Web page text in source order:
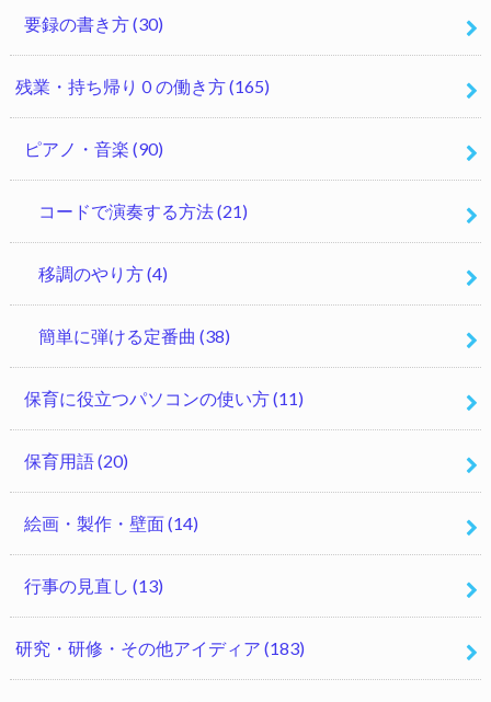
要録の書き方(30)
残業・持ち帰り０の働き方(165)
ピアノ・音楽 (90)
コードで演奏する方法(21)
移調のやり方(4)
簡単に弾ける定番曲 (38)
保育に役立つパソコンの使い方(11)
保育用語(20)
絵画・製作・壁面(14)
行事の見直し (13)
研究・研修・その他アイディア (183)